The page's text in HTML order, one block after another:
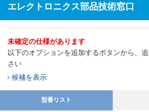
エレクトロニクス部品技術窓口
未確定の仕様があります
以下のオプションを追加するボタンから、
さい
候補を表示
型番リスト